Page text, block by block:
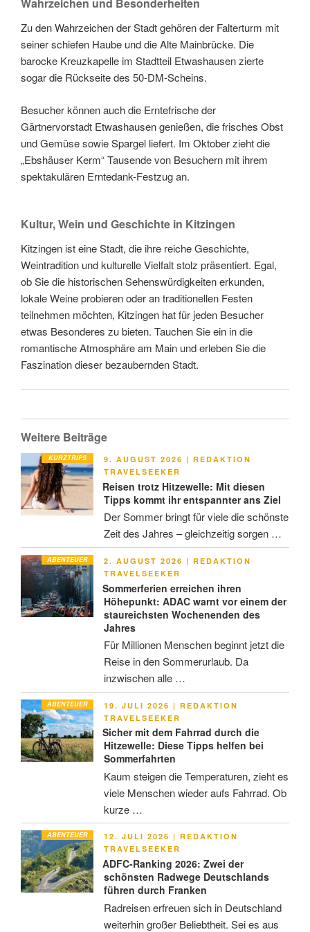
Wahrzeichen und Besonderheiten
Zu den Wahrzeichen der Stadt gehören der Falterturm mit
seiner schiefen Haube und die Alte Mainbrücke. Die
barocke Kreuzkapelle im Stadtteil Etwashausen zierte
sogar die Rückseite des 50-DM-Scheins.
Besucher können auch die Erntefrische der
Gärtnervorstadt Etwashausen genießen, die frisches Obst
und Gemüse sowie Spargel liefert. Im Oktober zieht die
„Ebshäuser Kerm“ Tausende von Besuchern mit ihrem
spektakulären Erntedank-Festzug an.
Kultur, Wein und Geschichte in Kitzingen
Kitzingen ist eine Stadt, die ihre reiche Geschichte,
Weintradition und kulturelle Vielfalt stolz präsentiert. Egal,
ob Sie die historischen Sehenswürdigkeiten erkunden,
lokale Weine probieren oder an traditionellen Festen
teilnehmen möchten, Kitzingen hat für jeden Besucher
etwas Besonderes zu bieten. Tauchen Sie ein in die
romantische Atmosphäre am Main und erleben Sie die
Faszination dieser bezaubernden Stadt.
Weitere Beiträge
KURZTRIPS
VERÖFFENTLICHT
AM
9. AUGUST 2026 | REDAKTION
TRAVELSEEKER
Reisen trotz Hitzewelle: Mit diesen
Tipps kommt ihr entspannter ans Ziel
Der Sommer bringt für viele die schönste
Zeit des Jahres – gleichzeitig sorgen …
ABENTEUER
VERÖFFENTLICHT
AM
2. AUGUST 2026 | REDAKTION
TRAVELSEEKER
Sommerferien erreichen ihren
Höhepunkt: ADAC warnt vor einem der
staureichsten Wochenenden des
Jahres
Für Millionen Menschen beginnt jetzt die
Reise in den Sommerurlaub. Da
inzwischen alle …
ABENTEUER
VERÖFFENTLICHT
AM
19. JULI 2026 | REDAKTION
TRAVELSEEKER
Sicher mit dem Fahrrad durch die
Hitzewelle: Diese Tipps helfen bei
Sommerfahrten
Kaum steigen die Temperaturen, zieht es
viele Menschen wieder aufs Fahrrad. Ob
kurze …
ABENTEUER
VERÖFFENTLICHT
AM
12. JULI 2026 | REDAKTION
TRAVELSEEKER
ADFC-Ranking 2026: Zwei der
schönsten Radwege Deutschlands
führen durch Franken
Radreisen erfreuen sich in Deutschland
weiterhin großer Beliebtheit. Sei es aus